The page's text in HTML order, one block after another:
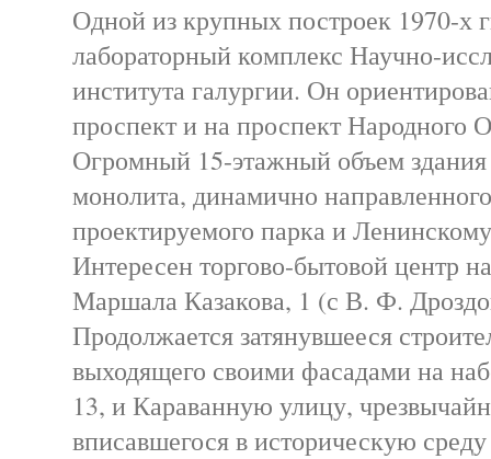
Одной из крупных построек 1970-х
лабораторный комплекс Научно-
института галургии. Он
проспект и на проспект Народного
Огромный 15-этажный объем
монолита, динамично
проектируемого парка и
Интересен торгово-бытовой центр
Маршала Казакова, 1 (с В. Ф.
Продолжается затянувшееся
выходящего своими фасадами на
13, и Караванную улицу,
вписавшегося в историческую